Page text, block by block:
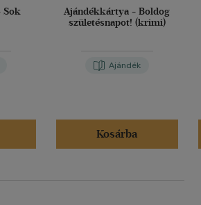
Sok
Ajándékkártya - Boldog
születésnapot! (krimi)
Ajándék
Kosárba